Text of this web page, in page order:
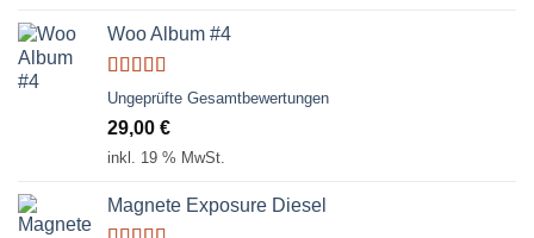
Woo Album #4
Bewertet
mit 5.00
5
Ungeprüfte Gesamtbewertungen
29,00 €
inkl. 19 % MwSt.
Magnete Exposure Diesel